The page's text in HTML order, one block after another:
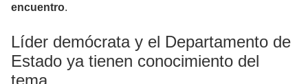
encuentro.
Líder demócrata y el Departamento de
Estado ya tienen conocimiento del